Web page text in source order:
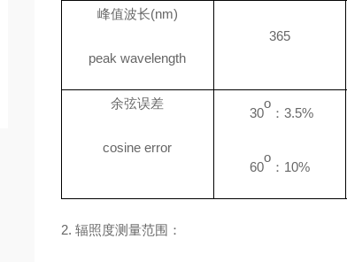
峰值波长(nm)
peak wavelength
365
余弦误差
cosine error
30
o
： 3.5%
60
o
： 10%
2. 辐照度测量范围：